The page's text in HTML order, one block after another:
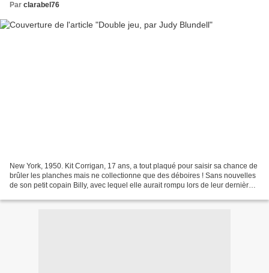
Par clarabel76
New York, 1950. Kit Corrigan, 17 ans, a tout plaqué pour saisir sa chance de
brûler les planches mais ne collectionne que des déboires ! Sans nouvelles
de son petit copain Billy, avec lequel elle aurait rompu lors de leur dernière